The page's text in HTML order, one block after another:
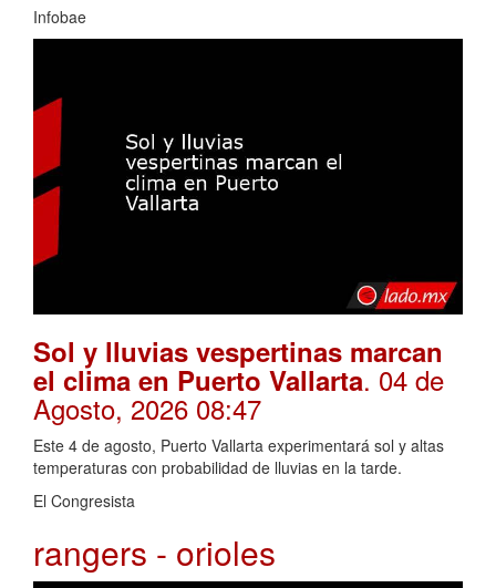
Infobae
Sol y lluvias vespertinas marcan
el clima en Puerto Vallarta. 04 de
Agosto, 2026 08:47
Este 4 de agosto, Puerto Vallarta experimentará sol y altas
temperaturas con probabilidad de lluvias en la tarde.
El Congresista
rangers - orioles